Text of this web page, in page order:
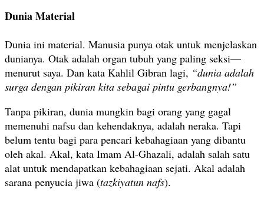
Dunia Material
Dunia ini material. Manusia punya otak untuk menjelaskan
dunianya. Otak adalah organ tubuh yang paling seksi—
menurut saya. Dan kata Kahlil Gibran lagi, “dunia adalah
surga dengan pikiran kita sebagai pintu gerbangnya!”
Tanpa pikiran, dunia mungkin bagi orang yang gagal
memenuhi nafsu dan kehendaknya, adalah neraka. Tapi
belum tentu bagi para pencari kebahagiaan yang dibantu
oleh akal. Akal, kata Imam Al-Ghazali, adalah salah satu
alat untuk mendapatkan kebahagiaan sejati. Akal adalah
sarana penyucia jiwa (tazkiyatun nafs).